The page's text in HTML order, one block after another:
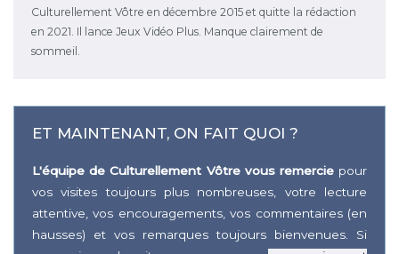
Culturellement Vôtre en décembre 2015 et quitte la rédaction
en 2021. Il lance Jeux Vidéo Plus. Manque clairement de
sommeil.
ET MAINTENANT, ON FAIT QUOI ?
L'équipe de Culturellement Vôtre vous remerciepour
vos visites toujours plus nombreuses, votre lecture
attentive, vos encouragements, vos commentaires (en
hausses) et vos remarques toujours bienvenues. Si